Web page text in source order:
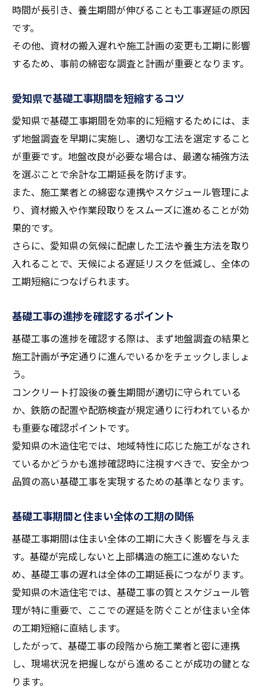
時間が長引き、養生期間が伸びることも工事遅延の原因
です。
その他、資材の搬入遅れや施工計画の変更も工期に影響
するため、事前の綿密な調査と計画が重要となります。
愛知県で基礎工事期間を短縮するコツ
愛知県で基礎工事期間を効率的に短縮するためには、ま
ず地盤調査を早期に実施し、適切な工法を選定すること
が重要です。地盤改良が必要な場合は、最適な補強方法
を選ぶことで余計な工期延長を防げます。
また、施工業者との綿密な連携やスケジュール管理によ
り、資材搬入や作業段取りをスムーズに進めることが効
果的です。
さらに、愛知県の気候に配慮した工法や養生方法を取り
入れることで、天候による遅延リスクを低減し、全体の
工期短縮につなげられます。
基礎工事の進捗を確認するポイント
基礎工事の進捗を確認する際は、まず地盤調査の結果と
施工計画が予定通りに進んでいるかをチェックしましょ
う。
コンクリート打設後の養生期間が適切に守られている
か、鉄筋の配置や配筋検査が規定通りに行われているか
も重要な確認ポイントです。
愛知県の木造住宅では、地域特性に応じた施工がなされ
ているかどうかも進捗確認時に注視すべきで、安全かつ
品質の高い基礎工事を実現するための基準となります。
基礎工事期間と住まい全体の工期の関係
基礎工事期間は住まい全体の工期に大きく影響を与えま
す。基礎が完成しないと上部構造の施工に進めないた
め、基礎工事の遅れは全体の工期延長につながります。
愛知県の木造住宅では、基礎工事の質とスケジュール管
理が特に重要で、ここでの遅延を防ぐことが住まい全体
の工期短縮に直結します。
したがって、基礎工事の段階から施工業者と密に連携
し、現場状況を把握しながら進めることが成功の鍵とな
ります。